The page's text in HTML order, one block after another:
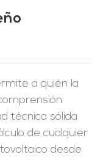
a quién la
técnica sólida
de cualquier
desde